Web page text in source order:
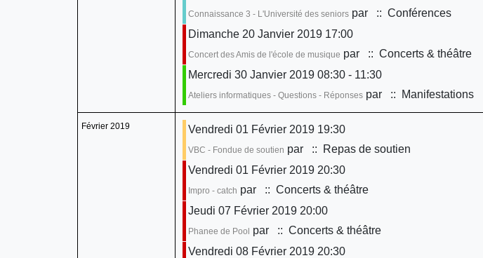
Connaissance 3 - L'Université des seniorspar
:: Conférences
Dimanche 20 Janvier 2019 17:00
Concert des Amis de l'école de musique par
:: Concerts & théâtre
Mercredi 30 Janvier 2019 08:30 - 11:30
Ateliers informatiques - Questions - Réponsespar :: Manifestations
Février 2019 Vendredi 01 Février 2019 19:30
VBC - Fondue de soutien par
:: Repas de soutien
Vendredi 01 Février 2019 20:30
Impro - catch par
:: Concerts & théâtre
Jeudi 07 Février 2019 20:00
Phanee de Pool par
:: Concerts & théâtre
Vendredi 08 Février 2019 20:30